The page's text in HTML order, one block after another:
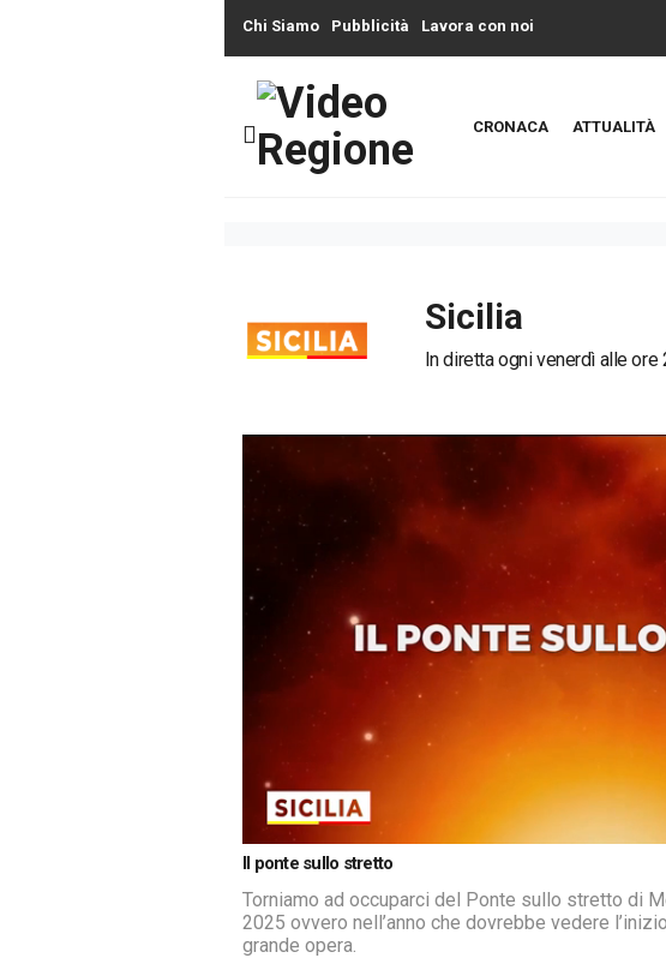
Chi Siamo Pubblicità Lavora con noi
CRONACA ATTUALITÀ
Sicilia
In diretta ogni venerdì alle ore
Unmute
4.88%
Il ponte sullo stretto
Torniamo ad occuparci del Ponte sullo stretto di
2025 ovvero nell’anno che dovrebbe vedere
grande opera.